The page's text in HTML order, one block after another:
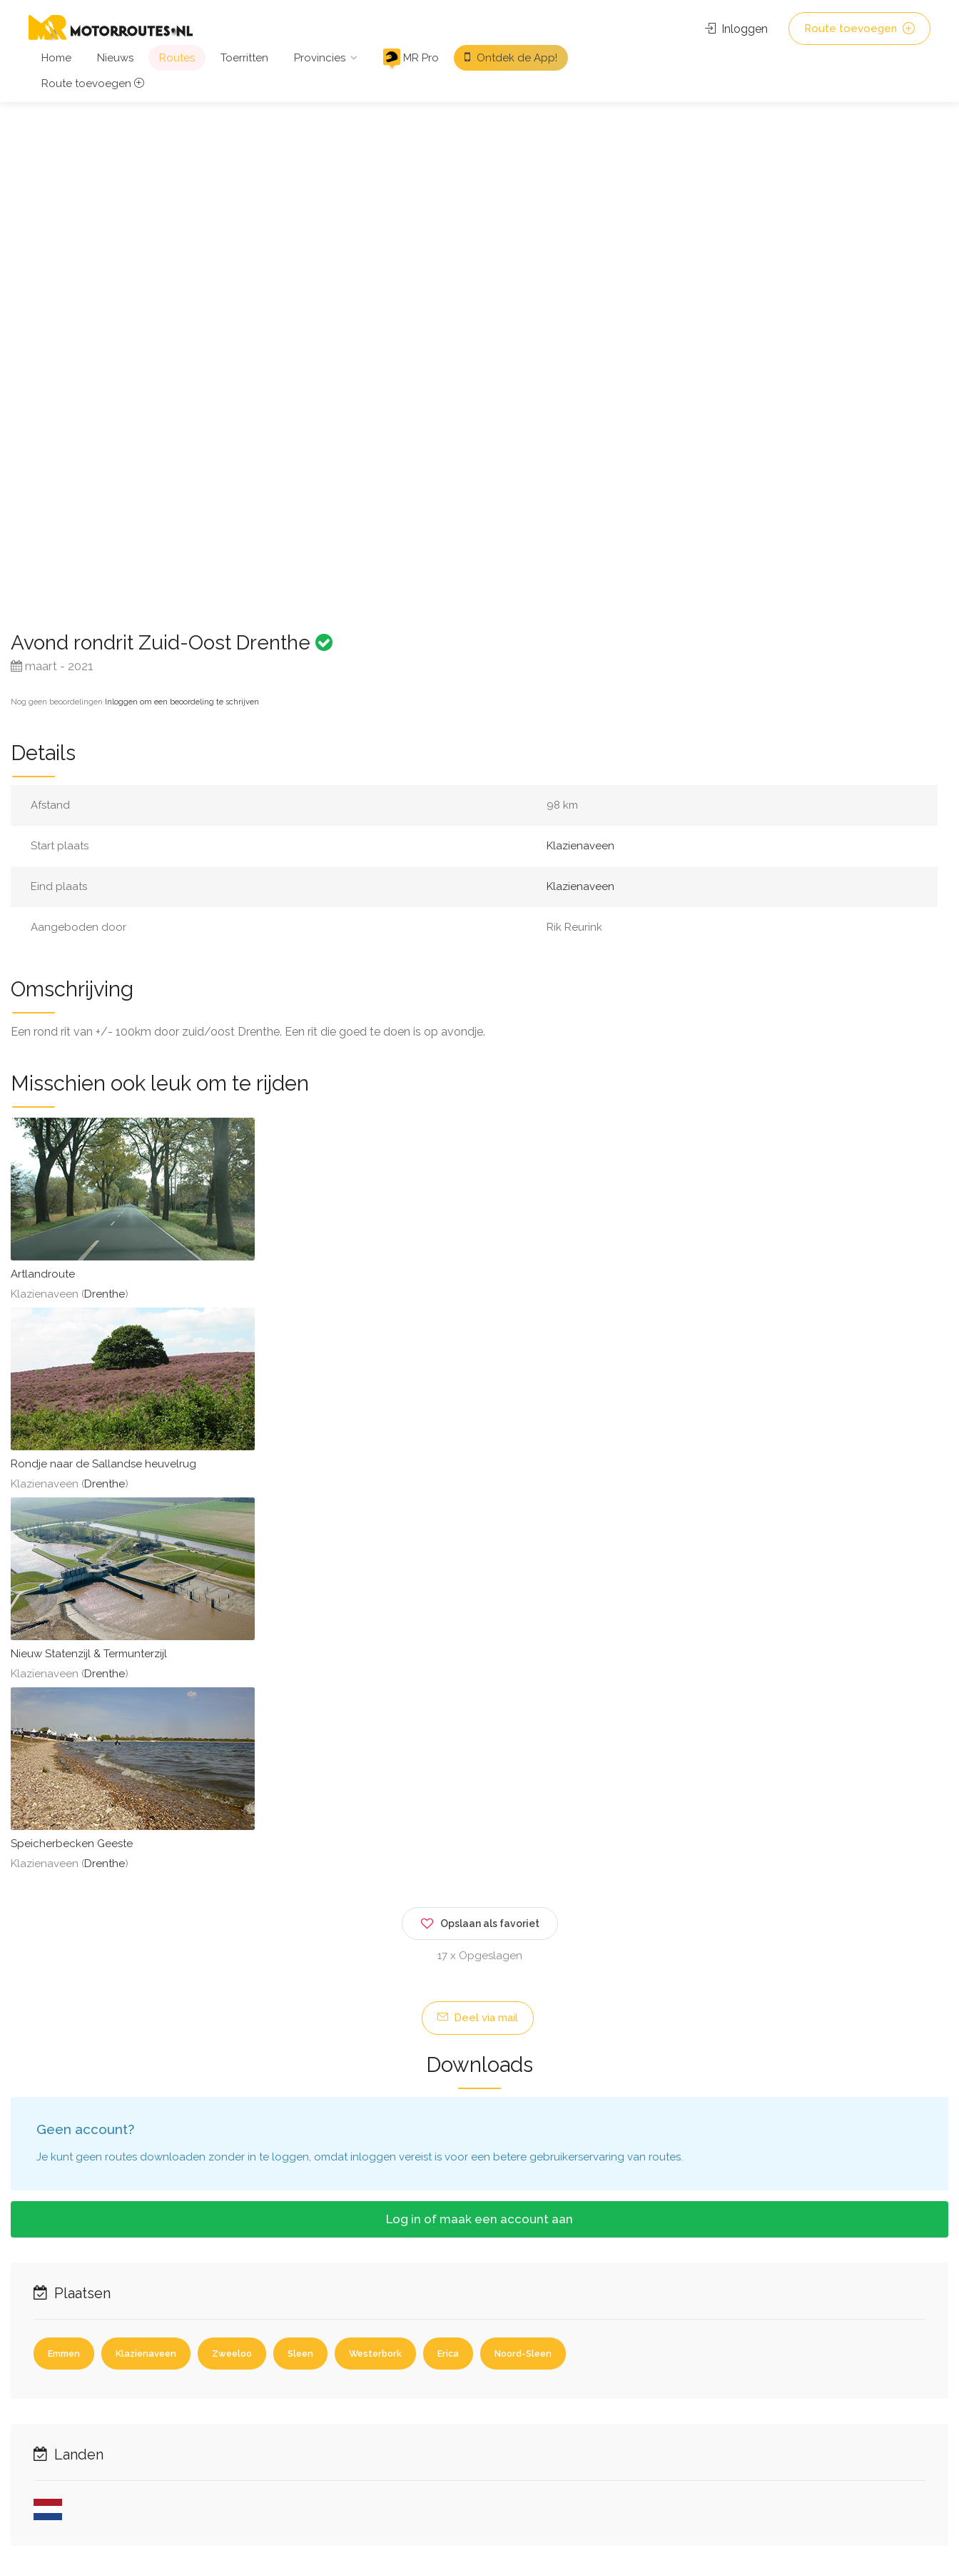
Home Nieuws Routes Toerritten Provincies MR Pro
Ontdek de App!
Route toevoegen
Inloggen Route toevoegen
Avond rondrit Zuid-Oost Drenthe
maart - 2021
Nog geen beoordelingen·Inloggen om een beoordeling te schrijven
Details
Afstand 98 km
Start plaats Klazienaveen
Eind plaats Klazienaveen
Aangeboden door Rik Reurink
Omschrijving
Een rond rit van +/- 100km door zuid/oost Drenthe. Een rit die goed te doen is op avondje.
Misschien ook leuk om te rijden
Artlandroute
Klazienaveen (Drenthe)
Rondje naar de Sallandse heuvelrug
Klazienaveen (Drenthe)
Nieuw Statenzijl & Termunterzijl
Klazienaveen (Drenthe)
Speicherbecken Geeste
Klazienaveen (Drenthe)
Opslaan als favoriet
17 x Opgeslagen
Deel via mail
Downloads
Geen account?
Je kunt geen routes downloaden zonder in te loggen, omdat inloggen vereist is voor een betere gebruikerservaring van routes.
Log in of maak een account aan
Plaatsen
Emmen Klazienaveen Zweeloo Sleen Westerbork Erica Noord-Sleen
Landen